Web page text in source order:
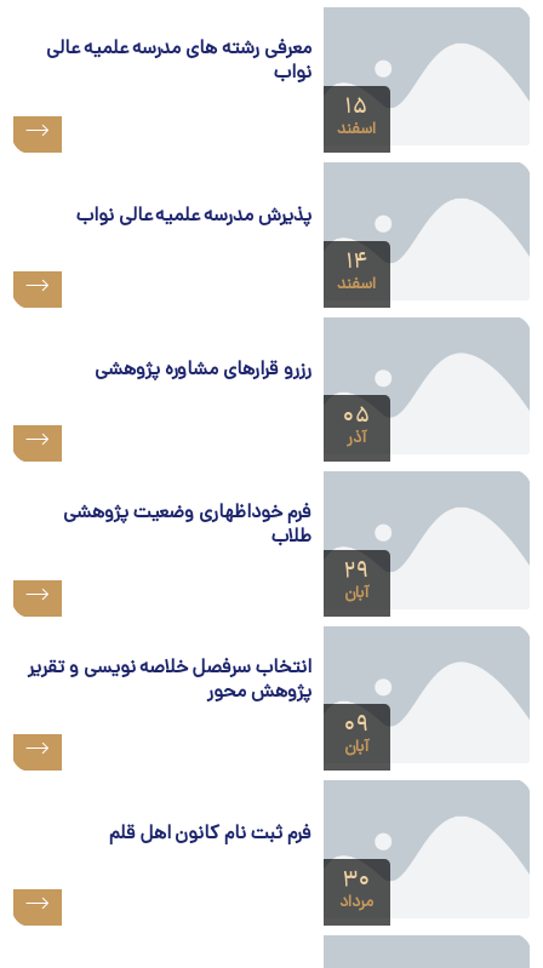
۱۵
معرفی رشته های مدرسه علمیه عالی
۱۴
پذیرش مدرسه علمیه عالی نواب
۰۵
رزرو قرارهای مشاوره پژوهشی
۲۹
فرم خوداظهاری وضعیت پژوهشی
۰۹
انتخاب سرفصل خلاصه نویسی و تقریر
پژوهش محور
۳۰
فرم ثبت نام کانون اهل قلم